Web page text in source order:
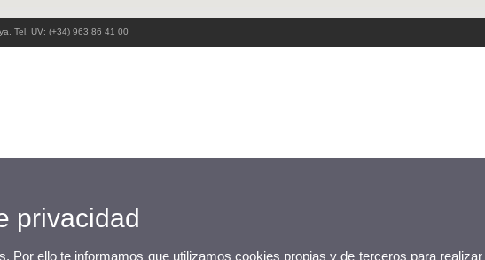
Tel. UV: (+34) 963 86 41 00
privacidad
Por ello te informamos que utilizamos cookies propias y de terceros para realizar